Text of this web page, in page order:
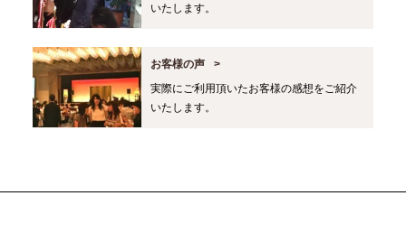
いたします。
お客様の声
実際にご利用頂いたお客様の感想をご紹介
いたします。